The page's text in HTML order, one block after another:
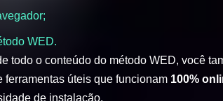
WED.
todo o conteúdo do método WED, você
ferramentas úteis que funcionam 100%
de instalação.